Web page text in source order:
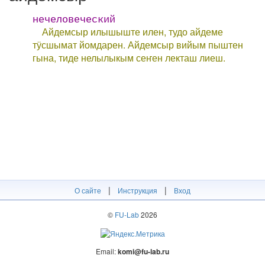
нечеловеческий
Айдемсыр илышыште илен, тудо айдеме
тӱсшымат йомдарен. Айдемсыр вийым пыштен
гына, тиде нелылыкым сеҥен лекташ лиеш.
О сайте | Инструкция | Вход
© FU-Lab2026
Email:komi@fu-lab.ru